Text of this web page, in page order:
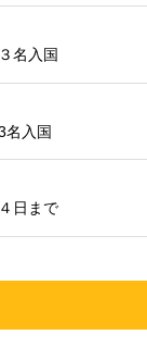
名入国
入国
日まで